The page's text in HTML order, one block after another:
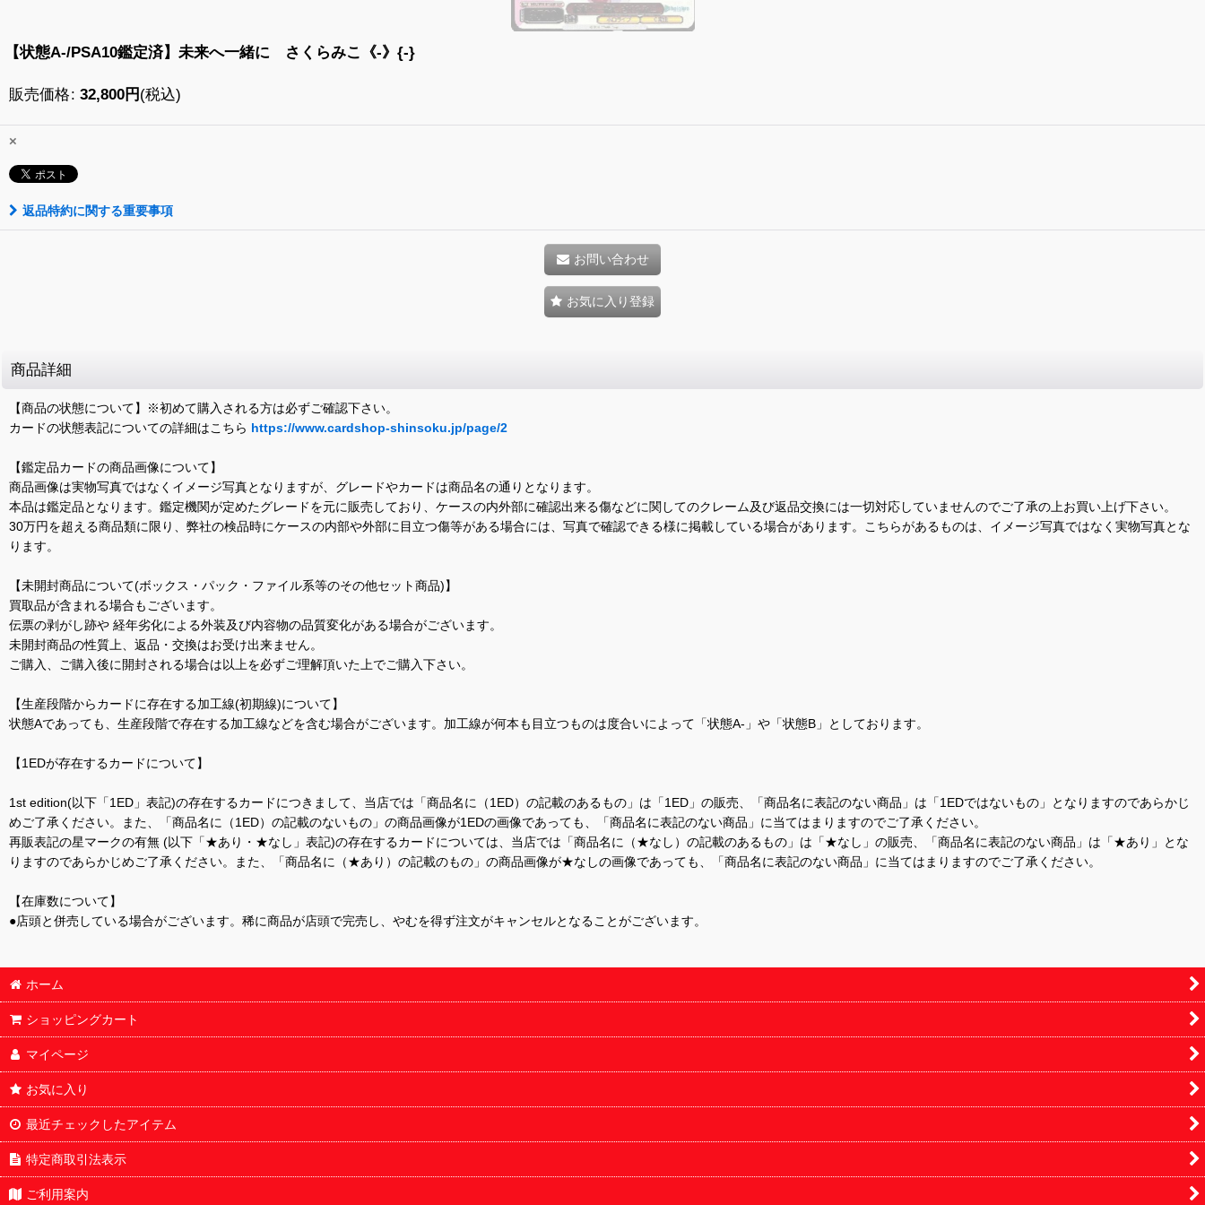
【状態A-/PSA10鑑定済】未来へ一緒に さくらみこ《-》{-}
販売価格: 32,800円 (税込)
×
返品特約に関する重要事項
お問い合わせ
お気に入り登録
商品詳細
【商品の状態について】※初めて購入される方は必ずご確認下さい。
カードの状態表記についての詳細はこちら https://www.cardshop-shinsoku.jp/page/2
【鑑定品カードの商品画像について】
商品画像は実物写真ではなくイメージ写真となりますが、グレードやカードは商品名の通りとなります。
本品は鑑定品となります。鑑定機関が定めたグレードを元に販売しており、ケースの内外部に確認出来る傷などに関してのクレーム及び返品交換には一切対応していませんのでご了承の上お買い上げ下さい。
30万円を超える商品類に限り、弊社の検品時にケースの内部や外部に目立つ傷等がある場合には、写真で確認できる様に掲載している場合があります。こちらがあるものは、イメージ写真ではなく実物写真とな
ります。
【未開封商品について(ボックス・パック・ファイル系等のその他セット商品)】
買取品が含まれる場合もございます。
伝票の剥がし跡や 経年劣化による外装及び内容物の品質変化がある場合がございます。
未開封商品の性質上、返品・交換はお受け出来ません。
ご購入、ご購入後に開封される場合は以上を必ずご理解頂いた上でご購入下さい。
【生産段階からカードに存在する加工線(初期線)について】
状態Aであっても、生産段階で存在する加工線などを含む場合がございます。加工線が何本も目立つものは度合いによって「状態A-」や「状態B」としております。
【1EDが存在するカードについて】
1st edition(以下「1ED」表記)の存在するカードにつきまして、当店では「商品名に（1ED）の記載のあるもの」は「1ED」の販売、「商品名に表記のない商品」は「1EDではないもの」となりますのであらかじ
めご了承ください。また、「商品名に（1ED）の記載のないもの」の商品画像が1EDの画像であっても、「商品名に表記のない商品」に当てはまりますのでご了承ください。
再販表記の星マークの有無 (以下「★あり・★なし」表記)の存在するカードについては、当店では「商品名に（★なし）の記載のあるもの」は「★なし」の販売、「商品名に表記のない商品」は「★あり」とな
りますのであらかじめご了承ください。また、「商品名に（★あり）の記載のもの」の商品画像が★なしの画像であっても、「商品名に表記のない商品」に当てはまりますのでご了承ください。
【在庫数について】
●店頭と併売している場合がございます。稀に商品が店頭で完売し、やむを得ず注文がキャンセルとなることがございます。
ホーム
ショッピングカート
マイページ
お気に入り
最近チェックしたアイテム
特定商取引法表示
ご利用案内